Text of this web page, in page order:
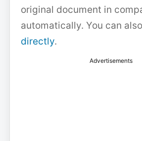
original document in
automatically. You can also
directly.
Advertisements